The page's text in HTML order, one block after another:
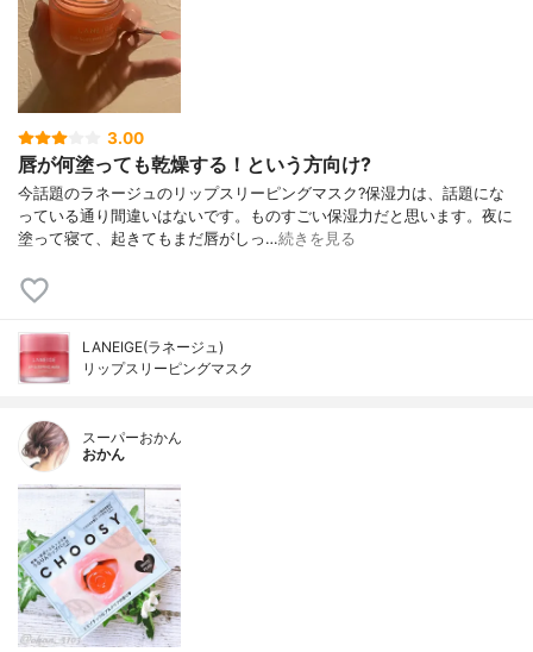
3.00
唇が何塗っても乾燥する！という方向け?
今話題のラネージュのリップスリーピングマスク?保湿力は、話題にな
っている通り間違いはないです。ものすごい保湿力だと思います。夜に
塗って寝て、起きてもまだ唇がしっ…続きを見る
LANEIGE(ラネージュ)
リップスリーピングマスク
スーパーおかん
おかん